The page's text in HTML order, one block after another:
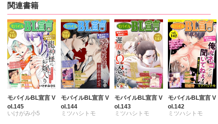
関連書籍
モバイルBL宣言 V
ol.145
いけがみ小5
モバイルBL宣言 V
ol.144
ミツハシトモ
モバイルBL宣言 V
ol.143
ミツハシトモ
モバイルBL宣言 V
ol.142
ミツハシトモ